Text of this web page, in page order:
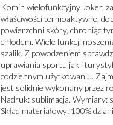
Komin wielofunkcyjny Joker,
właściwości termoaktywne,
powierzchni skóry, chroniąc
chłodem. Wiele funkcji
szalik. Z powodzeniem
uprawiania sportu jak i
codziennym użytkowaniu.
jest solidnie wykonany przez
Nadruk: sublimacja. Wymiary:
Skład materiałowy: 100%